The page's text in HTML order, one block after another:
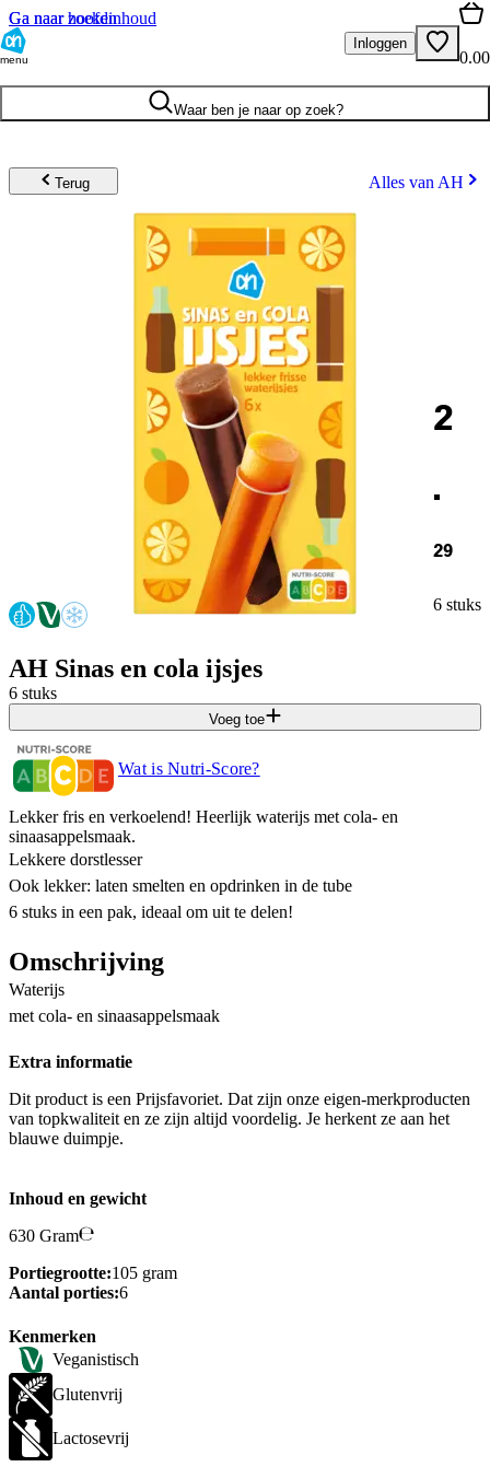
Ga naar hoofdinhoud
Ga naar zoeken
menu
Inloggen
0.00
Waar ben je naar op zoek?
Terug Alles van AH
2
.
29
6 stuks
AH Sinas en cola ijsjes
6 stuks
Voeg toe
Wat is Nutri-Score?
Lekker fris en verkoelend! Heerlijk waterijs met cola- en
sinaasappelsmaak.​
Lekkere dorstlesser​
Ook lekker: laten smelten en opdrinken in de tube​
6 stuks in een pak, ideaal om uit te delen!​
Omschrijving
Waterijs
met cola- en sinaasappelsmaak
Extra informatie
Dit product is een Prijsfavoriet. Dat zijn onze eigen-merkproducten
van topkwaliteit en ze zijn altijd voordelig. Je herkent ze aan het
blauwe duimpje.
Inhoud en gewicht
630 Gram
Portiegrootte:105 gram
Aantal porties:6
Kenmerken
Veganistisch
Glutenvrij
Lactosevrij